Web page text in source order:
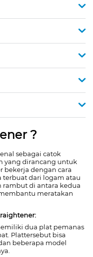
?
sebagai catok
yang dirancang untuk
bekerja dengan cara
terbuat dari logam atau
di antara kedua
meratakan
dua plat pemanas
Plattersebut bisa
beberapa model